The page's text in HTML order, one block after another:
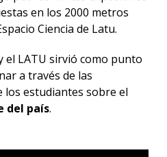
en los 2000 metros
Ciencia de Latu.
el LATU sirvió como punto
a través de las
estudiantes sobre el
del país.